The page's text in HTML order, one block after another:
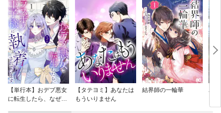
【単行本】おデブ悪女
に転生したら、なぜか
【タテヨミ】あなたは
もういりません
結界師の一輪華
バ
今